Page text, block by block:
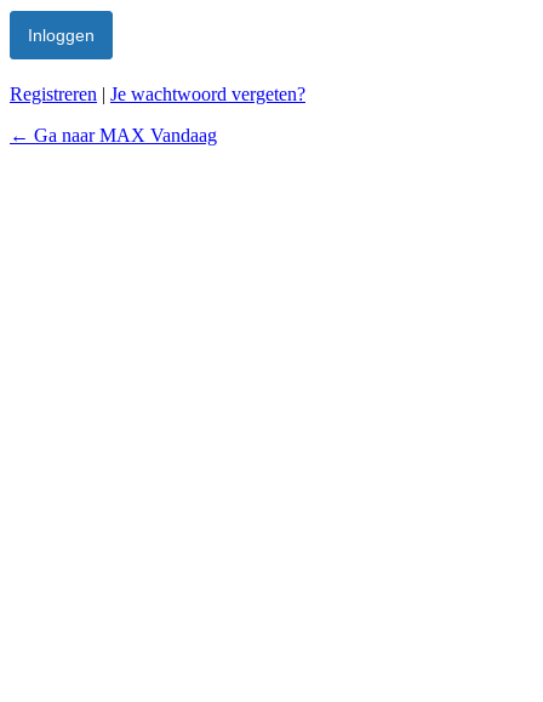
Registreren | Je wachtwoord vergeten?
← Ga naar MAX Vandaag